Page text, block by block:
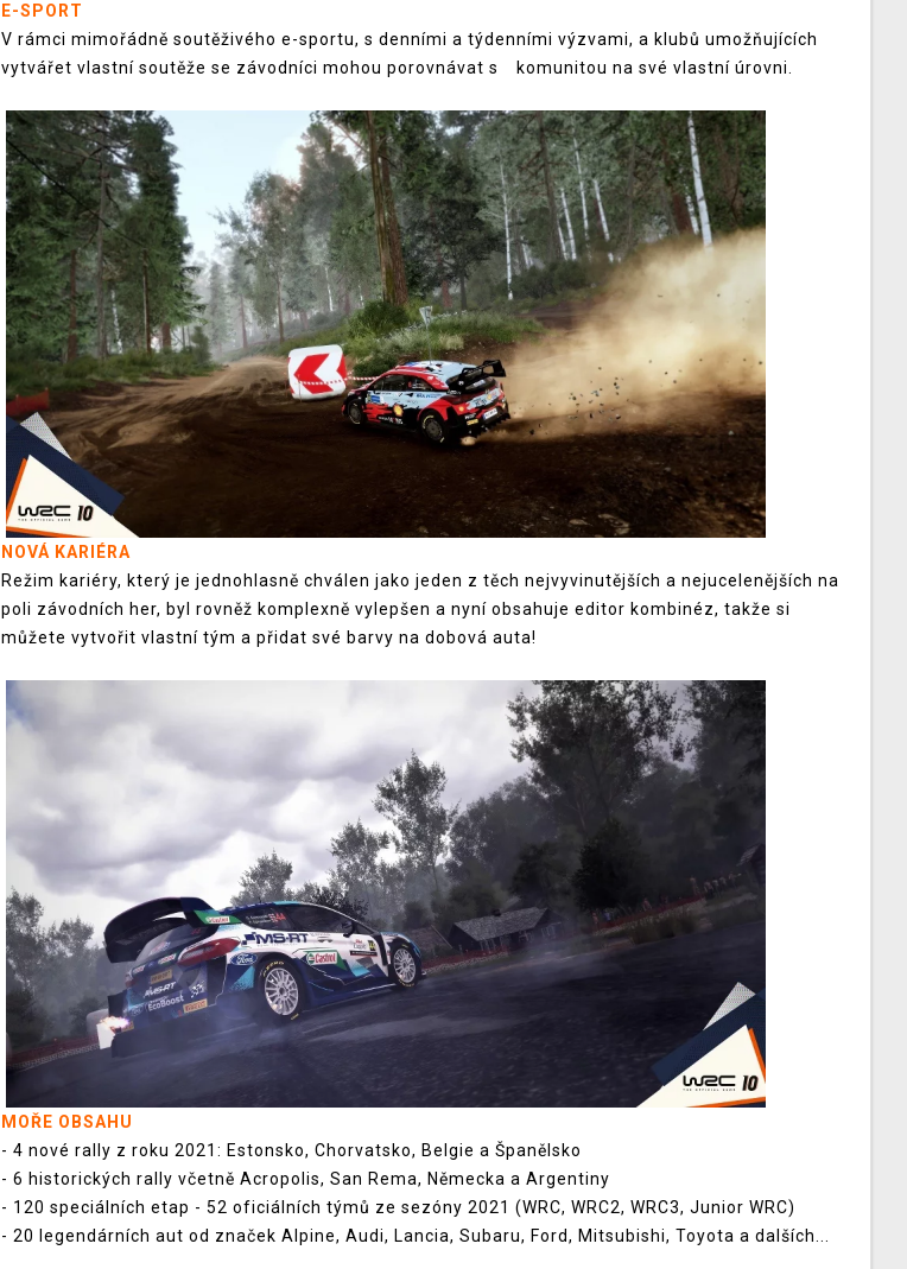
E-SPORT
V rámci mimořádně soutěživého e-sportu, s denními a týdenními výzvami, a klubů umožňujících
vytvářet vlastní soutěže se závodníci mohou porovnávat s komunitou na své vlastní úrovni.
NOVÁ KARIÉRA
Režim kariéry, který je jednohlasně chválen jako jeden z těch nejvyvinutějších a nejucelenějších na
poli závodních her, byl rovněž komplexně vylepšen a nyní obsahuje editor kombinéz, takže si
můžete vytvořit vlastní tým a přidat své barvy na dobová auta!
MOŘE OBSAHU
- 4 nové rally z roku 2021: Estonsko, Chorvatsko, Belgie a Španělsko
- 6 historických rally včetně Acropolis, San Rema, Německa a Argentiny
- 120 speciálních etap - 52 oficiálních týmů ze sezóny 2021 (WRC, WRC2, WRC3, Junior WRC)
- 20 legendárních aut od značek Alpine, Audi, Lancia, Subaru, Ford, Mitsubishi, Toyota a dalších...